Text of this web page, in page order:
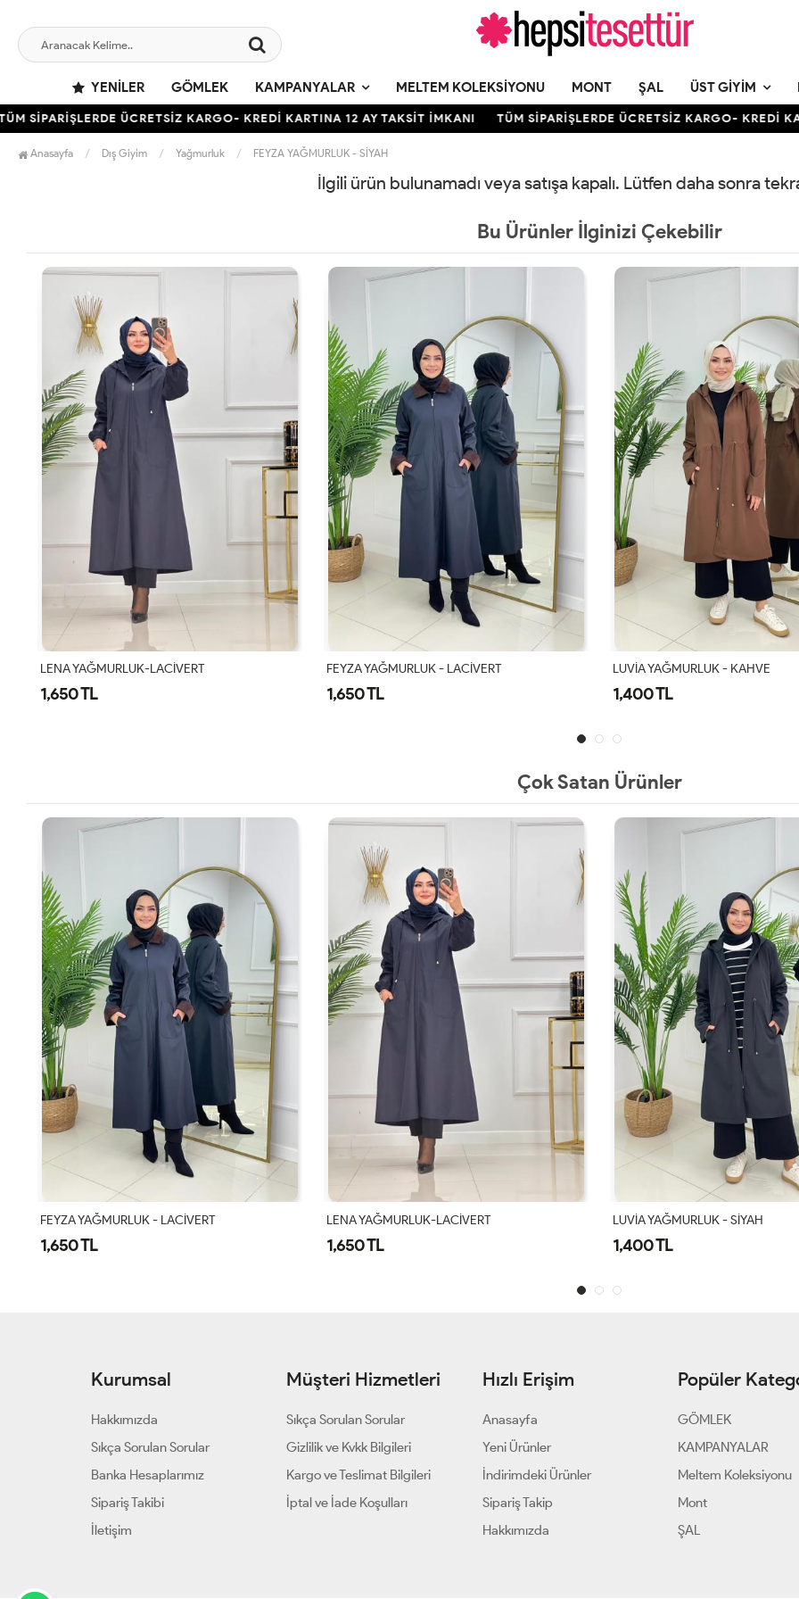
YENILER GÖMLEK KAMPANYALAR MELTEM KOLEKSIYONU MONT ŞAL ÜST GIYIM
SİPARİŞLERDE ÜCRETSİZ KARGO- KREDİ KARTINA 12 AY TAKSİT İMKANI TÜM SİPARİŞLERDE ÜCRETSİZ KARGO- KREDİ
Anasayfa Dış Giyim Yağmurluk FEYZA YAĞMURLUK - SİYAH
İlgili ürün bulunamadı veya satışa kapalı. Lütfen daha sonra
Bu Ürünler İlginizi Çekebilir
LENA YAĞMURLUK-LACİVERT
1,650 TL
FEYZA YAĞMURLUK - LACİVERT
1,650 TL
LUVİA YAĞMURLUK - KAHVE
1,400 TL
Çok Satan Ürünler
FEYZA YAĞMURLUK - LACİVERT
1,650 TL
LENA YAĞMURLUK-LACİVERT
1,650 TL
LUVİA YAĞMURLUK - SİYAH
1,400 TL
Kurumsal
Hakkımızda
Sıkça Sorulan Sorular
Banka Hesaplarımız
Sipariş Takibi
İletişim
Müşteri Hizmetleri
Sıkça Sorulan Sorular
Gizlilik ve Kvkk Bilgileri
Kargo ve Teslimat Bilgileri
İptal ve İade Koşulları
Hızlı Erişim
Anasayfa
Yeni Ürünler
İndirimdeki Ürünler
Sipariş Takip
Hakkımızda
Popüler
GÖMLEK
KAMPANYALAR
Meltem Koleksiyonu
Mont
ŞAL